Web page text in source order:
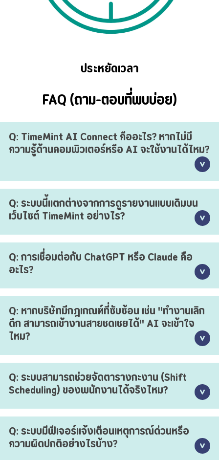
ประหยัดเวลา
FAQ (ถาม-ตอบที่พบบ่อย)
Q: TimeMint AI Connect คืออะไร? หากไม่มี
ความรู้ด้านคอมพิวเตอร์หรือ AI จะใช้งานได้ไหม?
A: ใช้งานได้ง่ายมาก เปรียบเสมือนคุณมี "ผู้ช่วยส่วนตัว" ที่คอย
สแตนด์บายตอบคำถามเรื่องงานบุคคล จากเดิมที่คุณต้องเปิด
คอมพิวเตอร์เพื่อค้นหารายงานอันซับซ้อน ปัจจุบันเพียงแค่
"พิมพ์แชทถามด้วยภาษาไทย" ระบบ AI จะไปค้นหาข้อมูลและ
สรุปคำตอบกลับมาให้คุณทันที โดยที่คุณไม่ต้องมีความรู้ด้านเท
คนิคใดๆ เลย
Q: ระบบนี้แตกต่างจากการดูรายงานแบบเดิมบน
เว็บไซต์ TimeMint อย่างไร?
A: การดูรายงานแบบเดิม คุณต้องเข้าเมนู คัดกรองข้อมูล และนำ
ตาราง Excel มาคำนวณต่อด้วยตัวเอง แต่สำหรับ AI Connect
คุณสามารถถามผลลัพธ์ที่ต้องการได้โดยตรง เช่น พิมพ์ถามว่า
"เดือนนี้ใครมาสายบ่อยที่สุด 3 อันดับแรก" ระบบจะคำนวณและ
แจ้งรายชื่อให้คุณทราบได้ในไม่กี่วินาที ช่วยประหยัดเวลาได้
มากกว่าเดิม
Q: การเชื่อมต่อกับ ChatGPT หรือ Claude คือ
อะไร?
A: ChatGPT และ Claude คือระบบสมองกลอัจฉริยะ (AI) ระดับ
โลกที่มีความเชี่ยวชาญในการสื่อสารและวิเคราะห์ข้อมูล สิ่งที่
TimeMint ทำคือการเชื่อมโยงข้อมูลเวลาเข้างานขององค์กรคุณ
เข้ากับ AI เหล่านี้ เพื่อให้ AI ช่วยคุณคิด คำนวณ และสรุปข้อมูล
Q: หากบริษัทมีกฎเกณฑ์ที่ซับซ้อน เช่น "ทำงานเลิก
ดึก สามารถเข้างานสายชดเชยได้" AI จะเข้าใจ
ไหม?
A: เข้าใจและคำนวณได้อย่างแม่นยำ** คุณสามารถพิมพ์สั่งงาน
ได้ทันที เช่น "ช่วยเช็กรายชื่อพนักงานที่มาสาย แต่มีประวัติอยู่ทำ
โอทีจนดึกเมื่อคืนนี้ให้หน่อย" ระบบจะทำการตรวจสอบประวัติและ
คัดกรองรายชื่อพนักงานที่ปฏิบัติถูกต้องตามกฎมาให้คุณทันที
Q: ระบบสามารถช่วยจัดตารางกะงาน (Shift
Scheduling) ของพนักงานได้จริงไหม?
A: ได้แน่นอน เพียงคุณพิมพ์สั่งงาน เช่น "ช่วยจัดตารางงาน
เดือนหน้า โดยสลับกะเช้าและกะดึกให้พนักงานทุกคนอย่างเท่า
เทียม และหลีกเลี่ยงวันลาที่อนุมัติไปแล้ว" AI จะประมวลผลและ
Q: ระบบมีฟีเจอร์แจ้งเตือนเหตุการณ์ด่วนหรือ
ความผิดปกติอย่างไรบ้าง?